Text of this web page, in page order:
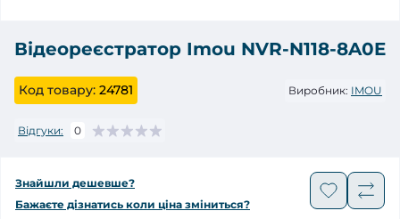
Відеореєстратор Imou NVR-N118-8A0E
Код товару: 24781 Виробник: IMOU
Відгуки: 0
Знайшли дешевше?
Бажаєте дізнатись коли ціна зміниться?